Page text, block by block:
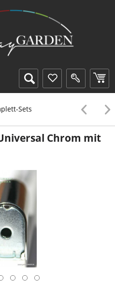
Sets
Chrom mit